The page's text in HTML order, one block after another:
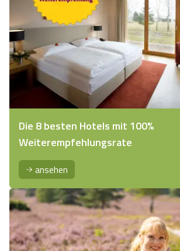
Die 8 besten Hotels mit 100%
Weiterempfehlungsrate
ansehen